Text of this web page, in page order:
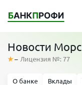
Новости
– Лицензия №: 77
О банке Вклады